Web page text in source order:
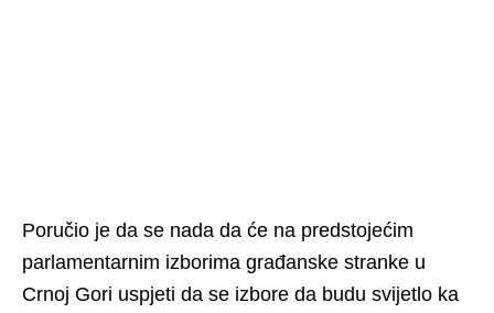
Poručio je da se nada da će na predstojećim
parlamentarnim izborima građanske stranke u
Crnoj Gori uspjeti da se izbore da budu svijetlo ka